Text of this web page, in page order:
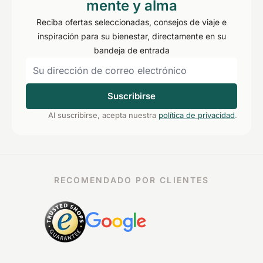
mente y alma
Reciba ofertas seleccionadas, consejos de viaje e
inspiración para su bienestar, directamente en su
bandeja de entrada
Suscribirse
Al suscribirse, acepta nuestra política de privacidad.
RECOMENDADO POR CLIENTES